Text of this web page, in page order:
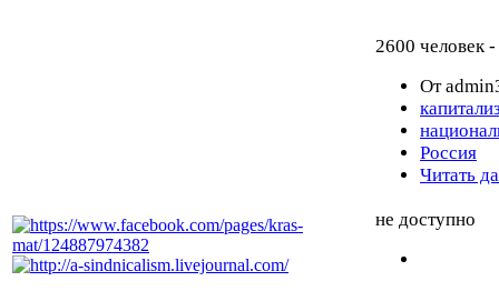
2600 человек
От
Россия
Читать
не доступно